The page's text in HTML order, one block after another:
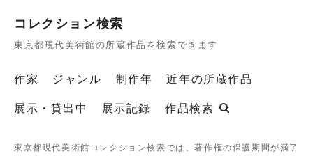
コレクション検索
東京都現代美術館の所蔵作品を検索できます
作家 ジャンル 制作年
近年の所蔵作品
展示・貸出中
展示記録 作品検索
東京都現代美術館コレクション検索では、著作権の保護期間が満了